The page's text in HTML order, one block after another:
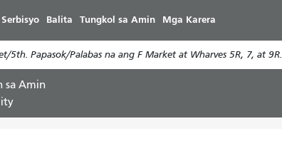
ang
pangunahing
nilalaman
Balita Tungkol sa Amin Mga Karera
5th. Papasok/Palabas na ang F Market at Wharves 5R, 7, at 9R.
sa Amin